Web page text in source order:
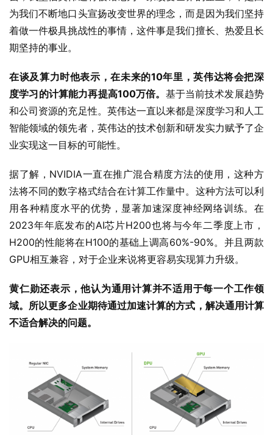
为我们不断地口头宣扬改变世界的理念，而是因为我们坚持
着做一件极具挑战性的事情，这件事是我们擅长、热爱且长
期坚持的事业。
在谈及算力时他表示，在未来的10年里，英伟达将会把深
度学习的计算能力再提高100万倍。 基于当前技术发展趋势
和公司资源的充足性。英伟达一直以来都是深度学习和人工
智能领域的领先者，英伟达的技术创新和研发实力赋予了企
业实现这一目标的可能性。
据了解，NVIDIA一直在推广混合精度方法的使用，这种方
法将不同的数字格式结合在计算工作量中。这种方法可以利
用各种精度水平的优势，显著加速深度神经网络训练。在
2023年年底发布的AI芯片H200也将与今年二季度上市，
H200的性能将在H100的基础上调高60%-90%。并且两款
GPU相互兼容，对于企业来说将更容易实现算力升级。
黄仁勋还表示，他认为通用计算并不适用于每一个工作领
域。所以更多企业期待通过加速计算的方式，解决通用计算
不适合解决的问题。